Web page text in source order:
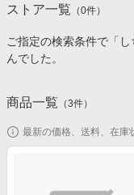
カテゴリー一覧
百貨店・総合ECモール
食品・スイーツ・お酒
コスメ・健康・医薬品
イベント一覧
初回購入者限定特典
対象ストア新規限定特
ストア一覧 （0件）
ご指定の検索条件で「
んでした。
商品一覧 （3件）
最新の価格、送料、在庫